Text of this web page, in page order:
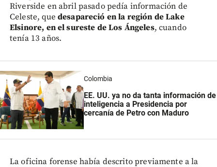
Riverside en abril pasado pedía información de
Celeste, que desapareció en la región de Lake
Elsinore, en el sureste de Los Ángeles, cuando
tenía 13 años.
Colombia
EE. UU. ya no da tanta información de
inteligencia a Presidencia por
cercanía de Petro con Maduro
La oficina forense había descrito previamente a la